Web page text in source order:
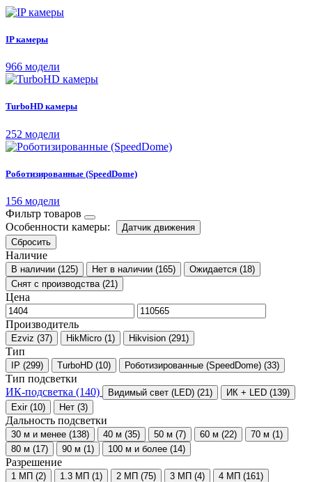
IP камеры
966 модели
TurboHD камеры
252 модели
Роботизированные (SpeedDome)
156 модели
Фильтр товаров
Особенности камеры:
Датчик движения
Сбросить
Наличие
В наличии (125) Нет в наличии (165) Ожидается (18)
Снят с производства (21)
Цена
Производитель
Ezviz (37) HikMicro (1) Hikvision (291)
Тип
IP (299) TurboHD (10) Роботизированные (SpeedDome) (33)
Тип подсветки
ИК-подсветка (140) Видимый свет (LED) (21) ИК + LED (139)
Exir (10) Нет (3)
Дальность подсветки
30 м и менее (138) 40 м (35) 50 м (7) 60 м (22) 70 м (1)
80 м (17) 90 м (1) 100 м и более (14)
Разрешение
1 МП (2) 1.3 МП (1) 2 МП (75) 3 МП (4) 4 МП (161)